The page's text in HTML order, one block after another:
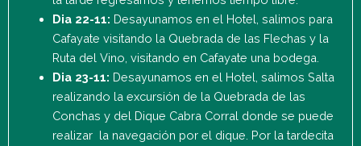
Dia 22-11: Desayunamos en el Hotel, salimos para
Cafayate visitando la Quebrada de las Flechas y la
Ruta del Vino, visitando en Cafayate una bodega.
Dia 23-11: Desayunamos en el Hotel, salimos Salta
realizando la excursión de la Quebrada de las
Conchas y del Dique Cabra Corral donde se puede
realizar la navegación por el dique. Por la tardecita